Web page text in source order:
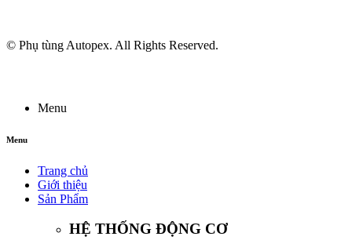
© Phụ tùng Autopex. All Rights Reserved.
Menu
Menu
Trang chủ
Giới thiệu
Sản Phẩm
HỆ THỐNG ĐỘNG CƠ